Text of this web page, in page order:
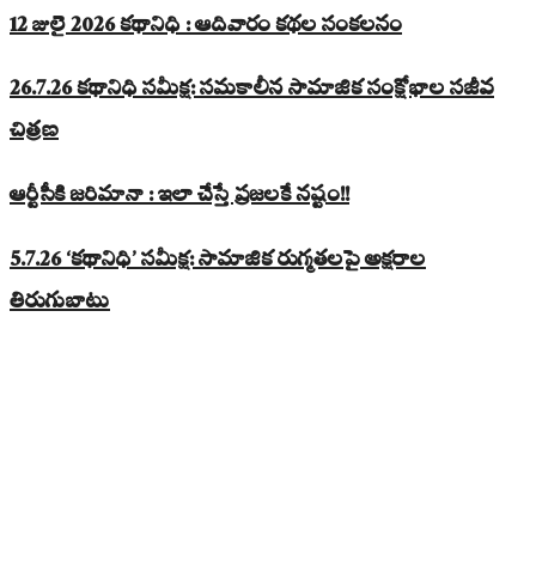
12 జులై 2026 కథానిధి : ఆదివారం కథల సంకలనం
26.7.26 కథానిధి సమీక్ష: సమకాలీన సామాజిక సంక్షోభాల సజీవ
చిత్రణ
ఆర్టీసీకి జరిమానా : ఇలా చేస్తే ప్రజలకే నష్టం!!
5.7.26 ‘కథానిధి’ సమీక్ష: సామాజిక రుగ్మతలపై అక్షరాల
తిరుగుబాటు